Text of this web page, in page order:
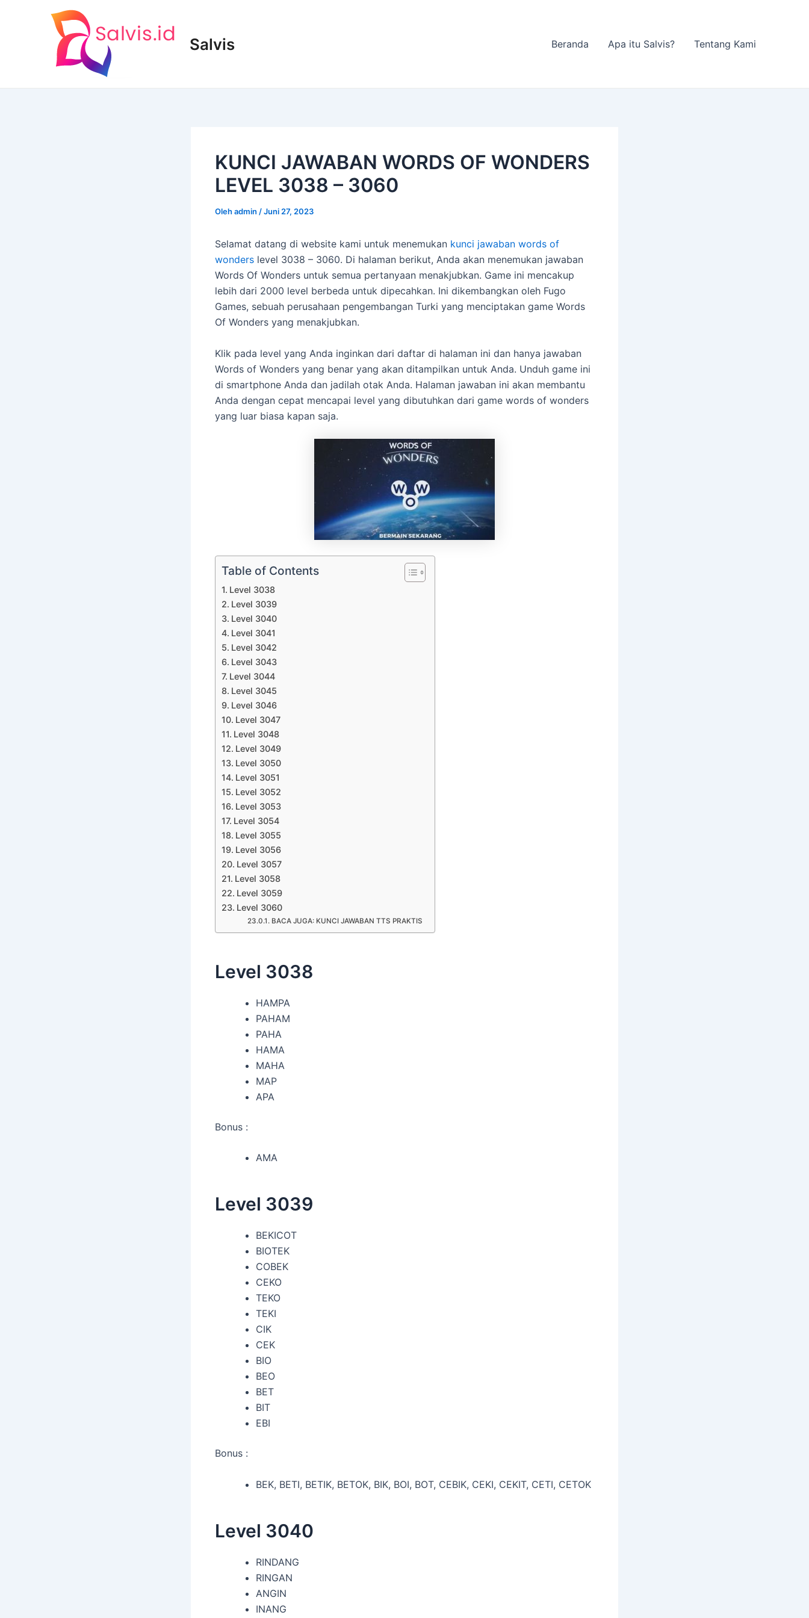
Salvis Beranda Apa itu Salvis? Tentang Kami
KUNCI JAWABAN WORDS OF WONDERS
LEVEL 3038 – 3060
Olehadmin /Juni 27, 2023
Selamat datang di website kami untuk menemukan kunci jawaban words of
wonders level 3038 – 3060. Di halaman berikut, Anda akan menemukan jawaban
Words Of Wonders untuk semua pertanyaan menakjubkan. Game ini mencakup
lebih dari 2000 level berbeda untuk dipecahkan. Ini dikembangkan oleh Fugo
Games, sebuah perusahaan pengembangan Turki yang menciptakan game Words
Of Wonders yang menakjubkan.
Klik pada level yang Anda inginkan dari daftar di halaman ini dan hanya jawaban
Words of Wonders yang benar yang akan ditampilkan untuk Anda. Unduh game ini
di smartphone Anda dan jadilah otak Anda. Halaman jawaban ini akan membantu
Anda dengan cepat mencapai level yang dibutuhkan dari game words of wonders
yang luar biasa kapan saja.
Table of Contents
Level 3038
Level 3039
Level 3040
Level 3041
Level 3042
Level 3043
Level 3044
Level 3045
Level 3046
Level 3047
Level 3048
Level 3049
Level 3050
Level 3051
Level 3052
Level 3053
Level 3054
Level 3055
Level 3056
Level 3057
Level 3058
Level 3059
Level 3060
BACA JUGA: KUNCI JAWABAN TTS PRAKTIS
Level 3038
HAMPA
PAHAM
PAHA
HAMA
MAHA
MAP
APA
Bonus :
AMA
Level 3039
BEKICOT
BIOTEK
COBEK
CEKO
TEKO
TEKI
CIK
CEK
BIO
BEO
BET
BIT
EBI
Bonus :
BEK, BETI, BETIK, BETOK, BIK, BOI, BOT, CEBIK, CEKI, CEKIT, CETI, CETOK
Level 3040
RINDANG
RINGAN
ANGIN
INANG